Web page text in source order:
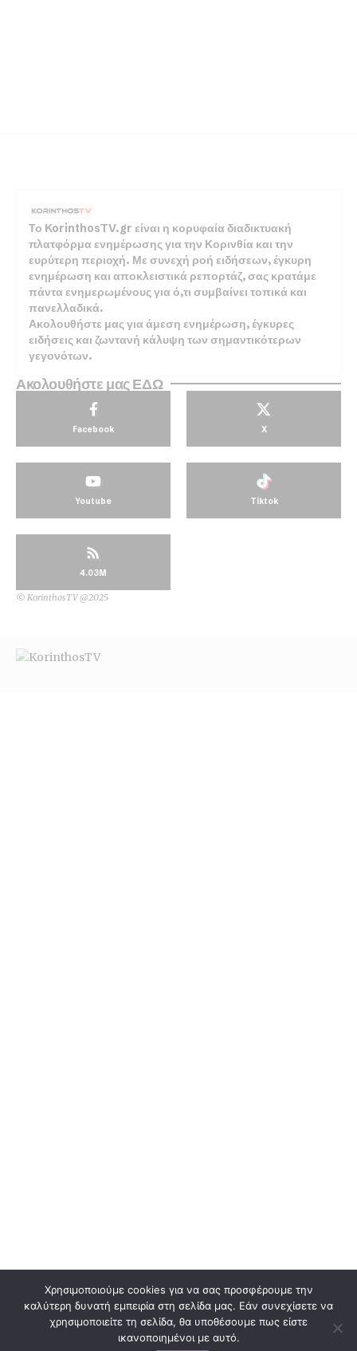
Το KorinthosTV.gr είναι η κορυφαία διαδικτυακή
πλατφόρμα ενημέρωσης για την Κορινθία και την
ευρύτερη περιοχή. Με συνεχή ροή ειδήσεων, έγκυρη
ενημέρωση και αποκλειστικά ρεπορτάζ, σας κρατάμε
πάντα ενημερωμένους για ό,τι συμβαίνει τοπικά και
πανελλαδικά.
Ακολουθήστε μας για άμεση ενημέρωση, έγκυρες
ειδήσεις και ζωντανή κάλυψη των σημαντικότερων
γεγονότων.
Ακολουθήστε μας ΕΔΩ
Facebook X
Youtube Tiktok
4.03M
© KorinthosTV @2025
Χρησιμοποιούμε cookies για να σας προσφέρουμε την
καλύτερη δυνατή εμπειρία στη σελίδα μας. Εάν συνεχίσετε να
χρησιμοποιείτε τη σελίδα, θα υποθέσουμε πως είστε
ικανοποιημένοι με αυτό.